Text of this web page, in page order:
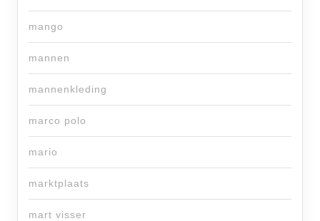
mango
mannen
mannenkleding
marco polo
mario
marktplaats
mart visser